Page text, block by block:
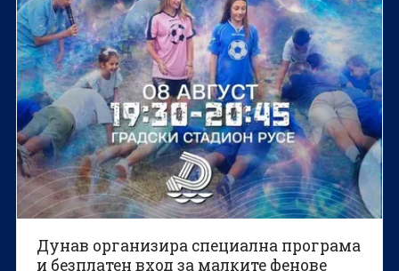
Дунав организира специална програма
и безплатен вход за малките фенове